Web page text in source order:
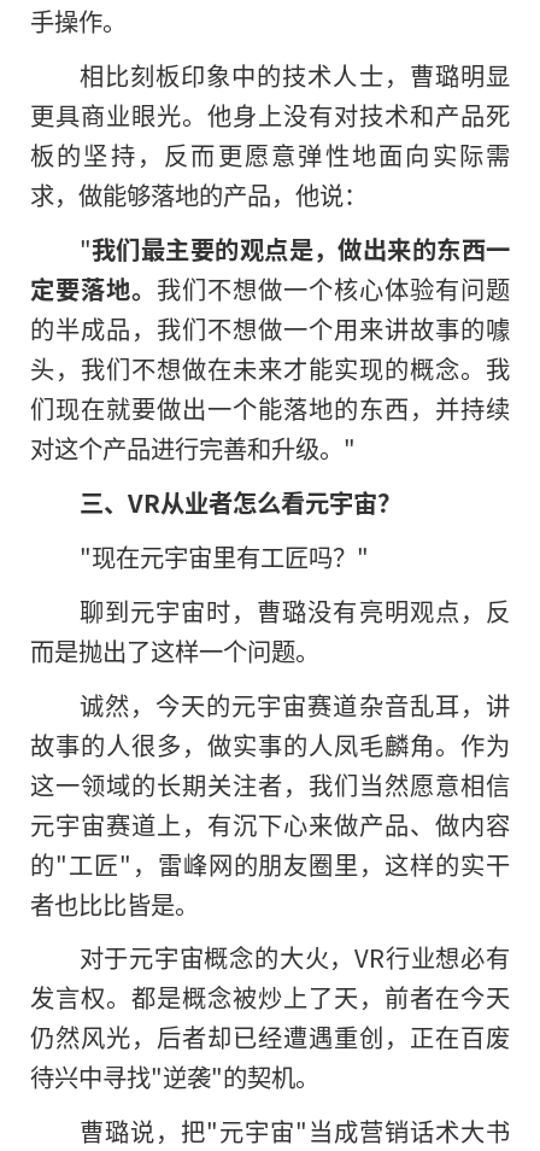
手操作。
相比刻板印象中的技术人士，曹璐明显
更具商业眼光。他身上没有对技术和产品死
板的坚持，反而更愿意弹性地面向实际需
求，做能够落地的产品，他说：
"我们最主要的观点是，做出来的东西一
定要落地。 我们不想做一个核心体验有问题
的半成品，我们不想做一个用来讲故事的噱
头，我们不想做在未来才能实现的概念。我
们现在就要做出一个能落地的东西，并持续
对这个产品进行完善和升级。"
三、VR从业者怎么看元宇宙？
"现在元宇宙里有工匠吗？"
聊到元宇宙时，曹璐没有亮明观点，反
而是抛出了这样一个问题。
诚然，今天的元宇宙赛道杂音乱耳，讲
故事的人很多，做实事的人凤毛麟角。作为
这一领域的长期关注者，我们当然愿意相信
元宇宙赛道上，有沉下心来做产品、做内容
的"工匠"，雷峰网的朋友圈里，这样的实干
者也比比皆是。
对于元宇宙概念的大火，VR行业想必有
发言权。都是概念被炒上了天，前者在今天
仍然风光，后者却已经遭遇重创，正在百废
待兴中寻找"逆袭"的契机。
曹璐说，把"元宇宙"当成营销话术大书